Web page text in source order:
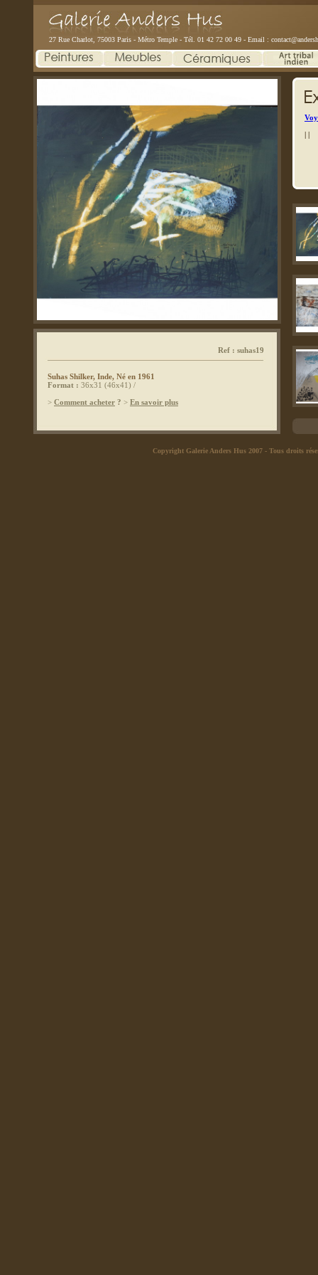
27 Rue Charlot, 75003 Paris - Métro Temple - Tél. 01 42 72 00 49 - Email :
Ref : suhas19
Suhas Shilker, Inde, Né en 1961
Format : 36x31 (46x41) /
> Comment acheter ? > En savoir plus
| |
«
|
«
«
Copyright Galerie Anders Hus 2007- Tous droits